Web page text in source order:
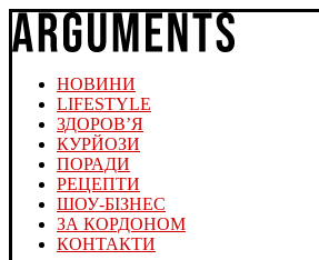
НОВИНИ
LIFESTYLE
ЗДОРОВ’Я
КУРЙОЗИ
ПОРАДИ
РЕЦЕПТИ
ШОУ-БІЗНЕС
ЗА КОРДОНОМ
КОНТАКТИ